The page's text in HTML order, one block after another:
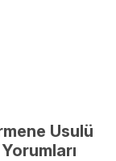
Usulü